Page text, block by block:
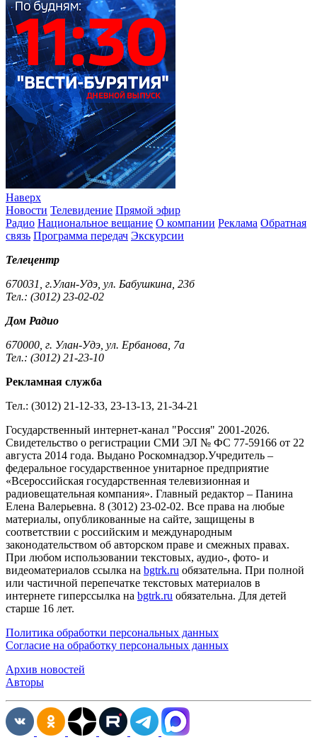
Наверх
Новости Телевидение Прямой эфир
Радио Национальное вещание О компании Реклама Обратная
связь Программа передач Экскурсии
Телецентр
670031, г.Улан-Удэ, ул. Бабушкина, 23б
Тел.: (3012) 23-02-02
Дом Радио
670000, г. Улан-Удэ, ул. Ербанова, 7а
Тел.: (3012) 21-23-10
Рекламная служба
Тел.: (3012) 21-12-33, 23-13-13, 21-34-21
Государственный интернет-канал "Россия" 2001-2026.
Cвидетельство о регистрации СМИ ЭЛ № ФС 77-59166 от 22
августа 2014 года. Выдано Роскомнадзор.Учредитель –
федеральное государственное унитарное предприятие
«Всероссийская государственная телевизионная и
радиовещательная компания». Главный редактор – Панина
Елена Валерьевна. 8 (3012) 23-02-02. Все права на любые
материалы, опубликованные на сайте, защищены в
соответствии с российским и международным
законодательством об авторском праве и смежных правах.
При любом использовании текстовых, аудио-, фото- и
видеоматериалов ссылка на bgtrk.ru обязательна. При полной
или частичной перепечатке текстовых материалов в
интернете гиперссылка на bgtrk.ru обязательна. Для детей
старше 16 лет.
Политика обработки персональных данных
Согласие на обработку персональных данных
Архив новостей
Авторы